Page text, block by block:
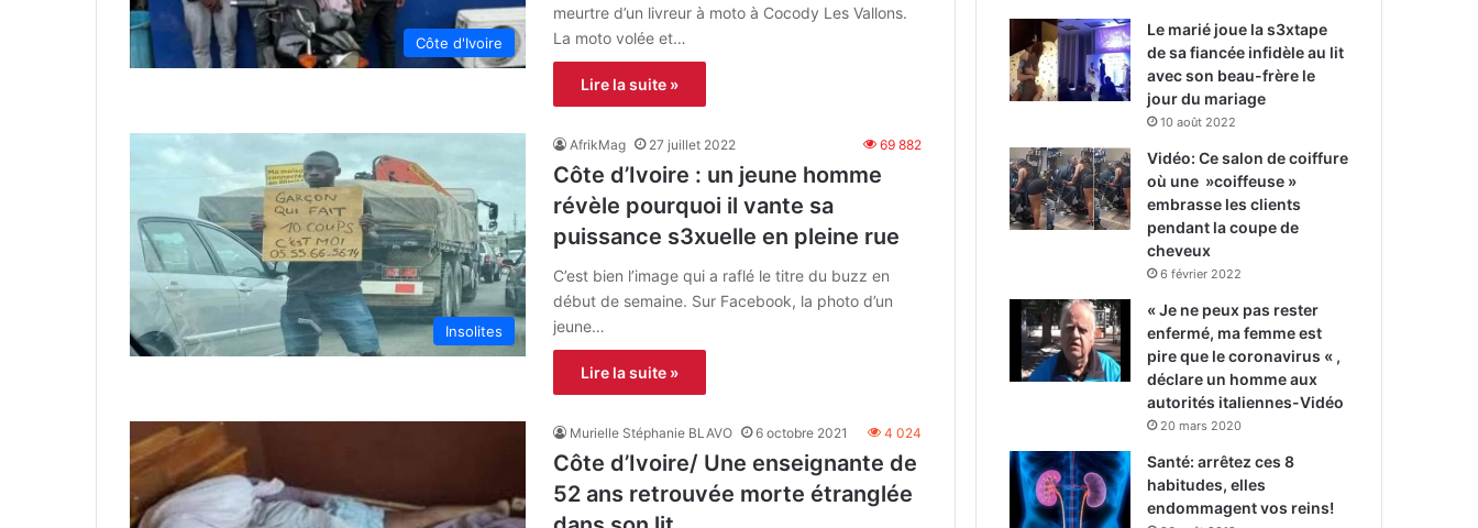
Côte d'Ivoire
meurtre d’un livreur à moto à Cocody Les Vallons.
La moto volée et…
Lire la suite »
Insolites
AfrikMag 27 juillet 2022 69 882
Côte d’Ivoire : un jeune homme
révèle pourquoi il vante sa
puissance s3xuelle en pleine rue
C’est bien l’image qui a raflé le titre du buzz en
début de semaine. Sur Facebook, la photo d’un
jeune…
Lire la suite »
Murielle Stéphanie BLAVO 6 octobre 2021 4 024
Côte d’Ivoire/ Une enseignante de
52 ans retrouvée morte étranglée
Le marié joue la s3xtape
de sa fiancée infidèle au lit
avec son beau-frère le
jour du mariage
10 août 2022
Vidéo: Ce salon de coiffure
où une »coiffeuse »
embrasse les clients
pendant la coupe de
cheveux
6 février 2022
« Je ne peux pas rester
enfermé, ma femme est
pire que le coronavirus « ,
déclare un homme aux
autorités italiennes-Vidéo
20 mars 2020
Santé: arrêtez ces 8
habitudes, elles
endommagent vos reins!